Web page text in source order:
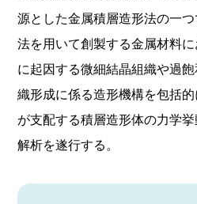
源とした金属積層造形法の一
法を用いて創製する金属材料
に起因する微細結晶組織や過
織形成に係る造形機構を包括
が支配する積層造形体の力学
解析を遂行する。